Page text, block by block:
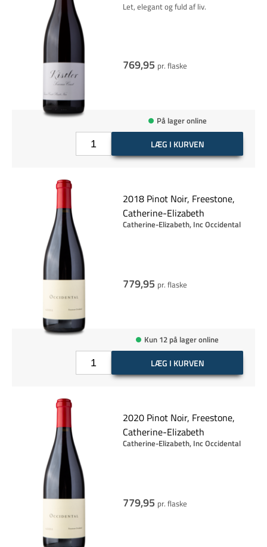
Let, elegant og fuld af liv.
769,95 pr. flaske
På lager online
LÆG I KURVEN
2018 Pinot Noir, Freestone,
Catherine-Elizabeth
Catherine-Elizabeth, Inc Occidental
779,95 pr. flaske
Kun 12 på lager online
LÆG I KURVEN
2020 Pinot Noir, Freestone,
Catherine-Elizabeth
Catherine-Elizabeth, Inc Occidental
779,95 pr. flaske